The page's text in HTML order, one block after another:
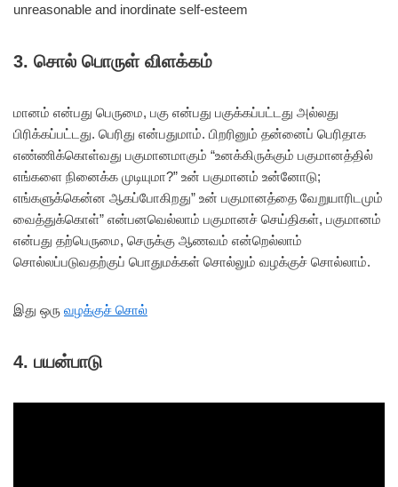
unreasonable and inordinate self-esteem
3. சொல் பொருள் விளக்கம்
மானம் என்பது பெருமை, பகு என்பது பகுக்கப்பட்டது அல்லது
பிரிக்கப்பட்டது. பெரிது என்பதுமாம். பிறரினும் தன்னைப் பெரிதாக
எண்ணிக்கொள்வது பகுமானமாகும் “உனக்கிருக்கும் பகுமானத்தில்
எங்களை நினைக்க முடியுமா?” உன் பகுமானம் உன்னோடு;
எங்களுக்கென்ன ஆகப்போகிறது” உன் பகுமானத்தை வேறுயாரிடமும்
வைத்துக்கொள்” என்பனவெல்லாம் பகுமானச் செய்திகள், பகுமானம்
என்பது தற்பெருமை, செருக்கு ஆணவம் என்றெல்லாம்
சொல்லப்படுவதற்குப் பொதுமக்கள் சொல்லும் வழக்குச் சொல்லாம்.
இது ஒரு வழக்குச் சொல்
4. பயன்பாடு